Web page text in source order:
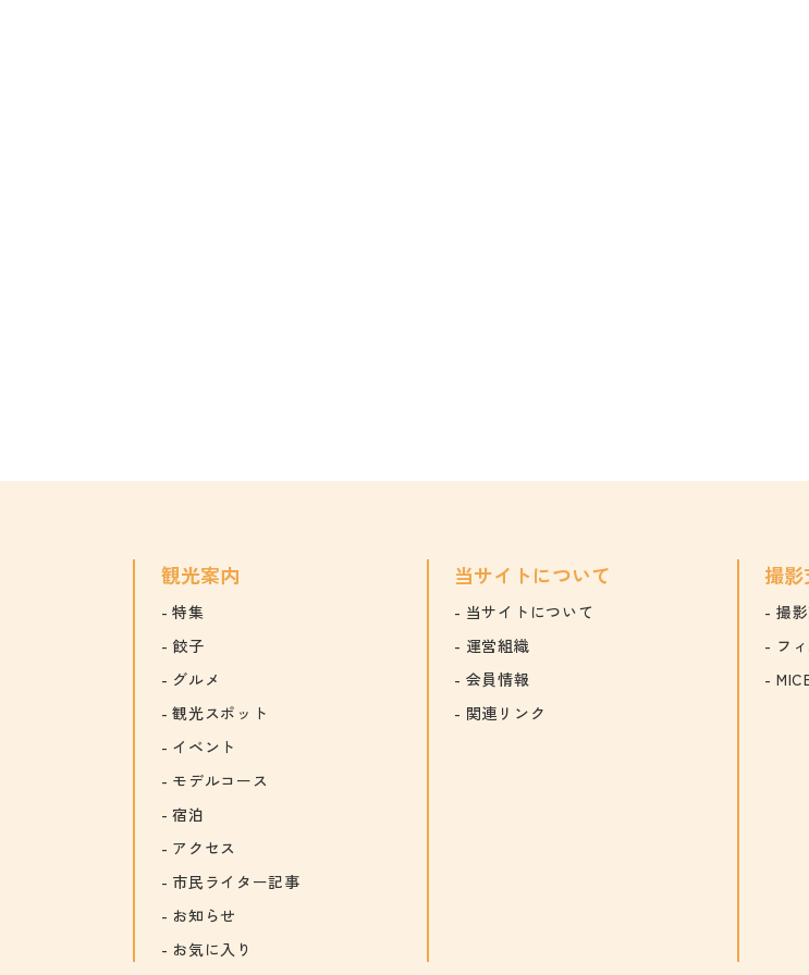
観光案内
特集
餃子
グルメ
観光スポット
イベント
モデルコース
宿泊
アクセス
市民ライター記事
お知らせ
お気に入り
当サイトについて
当サイトについて
運営組織
会員情報
関連リンク
撮影
撮
フ